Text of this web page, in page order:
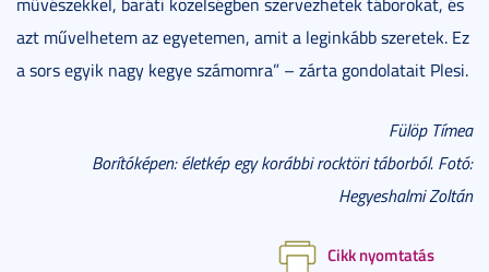
azt művelhetem az egyetemen, amit a leginkább szeretek. Ez
a sors egyik nagy kegye számomra” – zárta gondolatait Plesi.
Fülöp Tímea
Borítóképen: életkép egy korábbi rocktöri táborból. Fotó:
Hegyeshalmi Zoltán
Cikk nyomtatás